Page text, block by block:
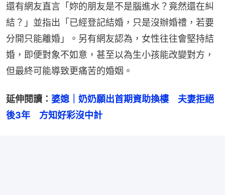
還有網友直言「妳的朋友是不是腦進水？竟然還在糾
結？」並指出「已經登記結婚，只是沒辦婚禮，若要
分開只能離婚」。另有網友認為，女性往往會堅持結
婚，即便對象不如意，甚至以為生小孩能改變對方，
但最終可能導致更痛苦的婚姻。
延伸閱讀： 婆媳｜奶奶願出首期資助換樓　夫妻拒絕
後3年　方知好彩沒中計